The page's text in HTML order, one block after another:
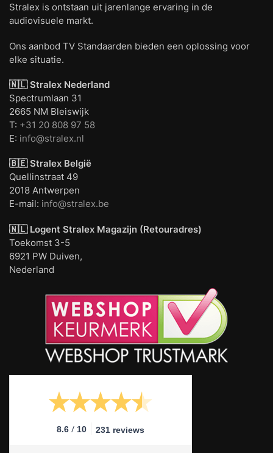
Stralex is ontstaan uit jarenlange ervaring in de
audiovisuele markt.
Ons aanbod TV Standaarden bieden een oplossing voor
elke situatie.
🇳🇱 Stralex Nederland
Spectrumlaan 31
2665 NM Bleiswijk
T: +31 20 808 97 58
E: info@stralex.nl
🇧🇪 Stralex België
Quellinstraat 49
2018 Antwerpen
E-mail: info@stralex.be
🇳🇱 Logent Stralex Magazijn (Retouradres)
Toekomst 3-5
6921 PW Duiven,
Nederland
8.6 / 10 231 reviews